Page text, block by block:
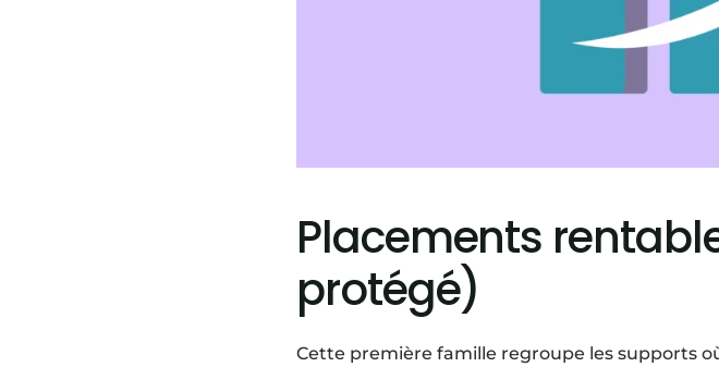
Placements
protégé)
Cette première famille regroupe les supports